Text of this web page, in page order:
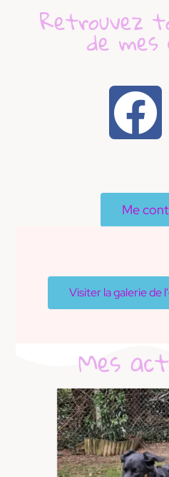
Retrouvez
de
Me
Visiter la galerie de
Mes